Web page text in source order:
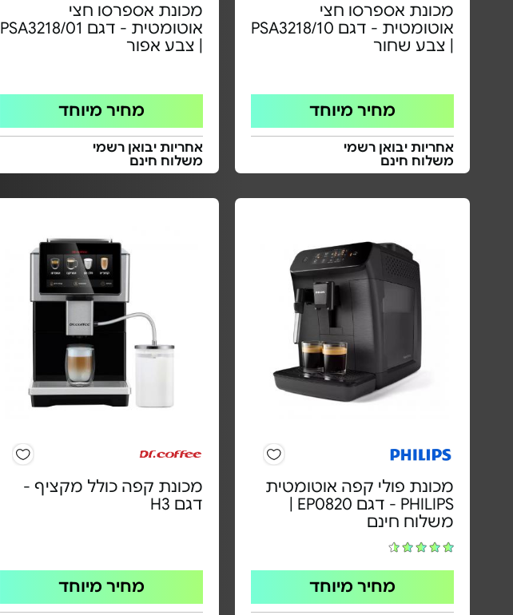
מכונת אספרסו חצי
אוטומטית - דגם PSA3218/10
| צבע שחור
מחיר מיוחד
אחריות יבואן רשמי
משלוח חינם
מכונת אספרסו חצי
אוטומטית - דגם PSA3218/01
| צבע אפור
מחיר מיוחד
אחריות יבואן רשמי
משלוח חינם
מכונת פולי קפה אוטומטית
PHILIPS - דגם EP0820 |
משלוח חינם
מחיר מיוחד
מכונת קפה כולל מקציף -
דגם H3
מחיר מיוחד